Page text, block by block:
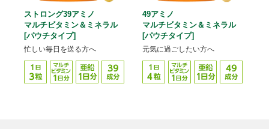
ストロング39アミノ
マルチビタミン＆ミネラル
[パウチタイプ]
忙しい毎日を送る方へ
49アミノ
マルチビタミン＆ミネラル
[パウチタイプ]
元気に過ごしたい方へ